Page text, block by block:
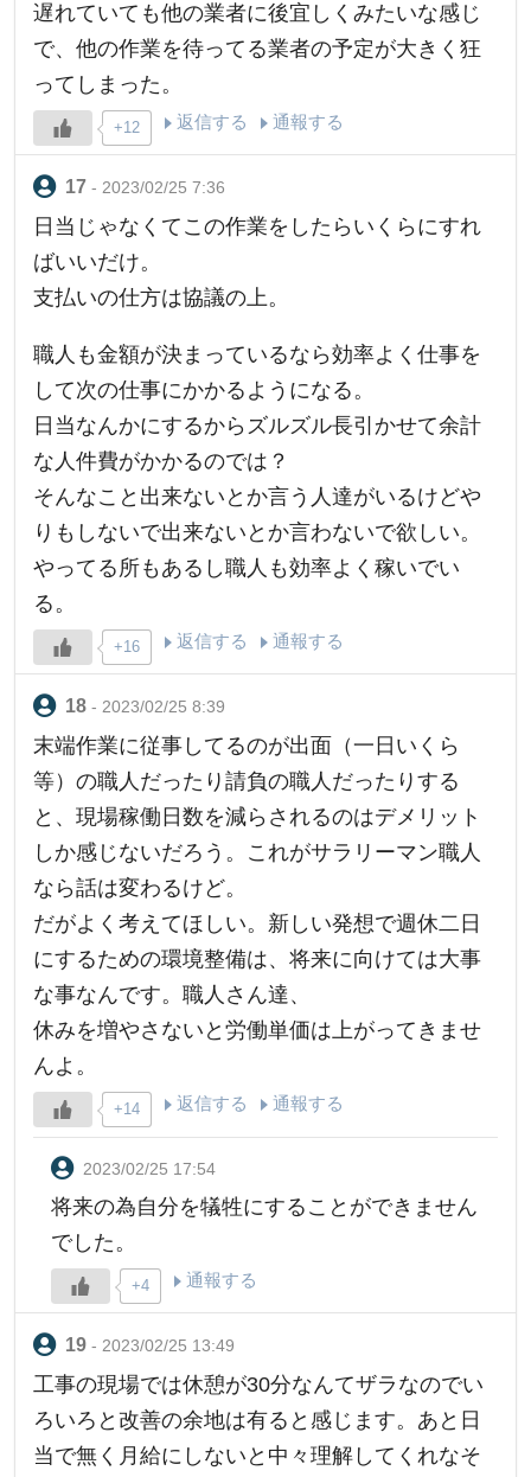
遅れていても他の業者に後宜しくみたいな感じ
で、他の作業を待ってる業者の予定が大きく狂
ってしまった。
+12 返信する 通報する
- 2023/02/25 7:36
日当じゃなくてこの作業をしたらいくらにすれ
ばいいだけ。
支払いの仕方は協議の上。
職人も金額が決まっているなら効率よく仕事を
して次の仕事にかかるようになる。
日当なんかにするからズルズル長引かせて余計
な人件費がかかるのでは？
そんなこと出来ないとか言う人達がいるけどや
りもしないで出来ないとか言わないで欲しい。
やってる所もあるし職人も効率よく稼いでい
る。
+16 返信する 通報する
- 2023/02/25 8:39
末端作業に従事してるのが出面（一日いくら
等）の職人だったり請負の職人だったりする
と、現場稼働日数を減らされるのはデメリット
しか感じないだろう。これがサラリーマン職人
なら話は変わるけど。
だがよく考えてほしい。新しい発想で週休二日
にするための環境整備は、将来に向けては大事
な事なんです。職人さん達、
休みを増やさないと労働単価は上がってきませ
んよ。
+14 返信する 通報する
2023/02/25 17:54
将来の為自分を犠牲にすることができません
でした。
+4 通報する
- 2023/02/25 13:49
工事の現場では休憩が30分なんてザラなのでい
ろいろと改善の余地は有ると感じます。あと日
当で無く月給にしないと中々理解してくれなそ